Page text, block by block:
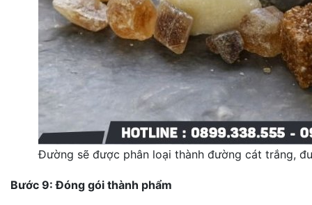
Đường sẽ được phân loại thành đường cát trắng,
Bước 9: Đóng gói thành phẩm